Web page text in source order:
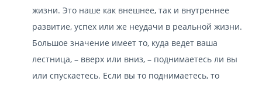
жизни. Это наше как внешнее, так и внутреннее
развитие, успех или же неудачи в реальной жизни.
Большое значение имеет то, куда ведет ваша
лестница, – вверх или вниз, – поднимаетесь ли вы
или спускаетесь. Если вы то поднимаетесь, то